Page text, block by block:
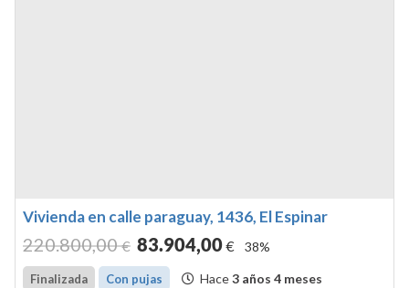
Vivienda en calle paraguay, 1436, El Espinar
220.800,00 € 83.904,00€ 38%
Finalizada Con pujas Hace3 años 4 meses